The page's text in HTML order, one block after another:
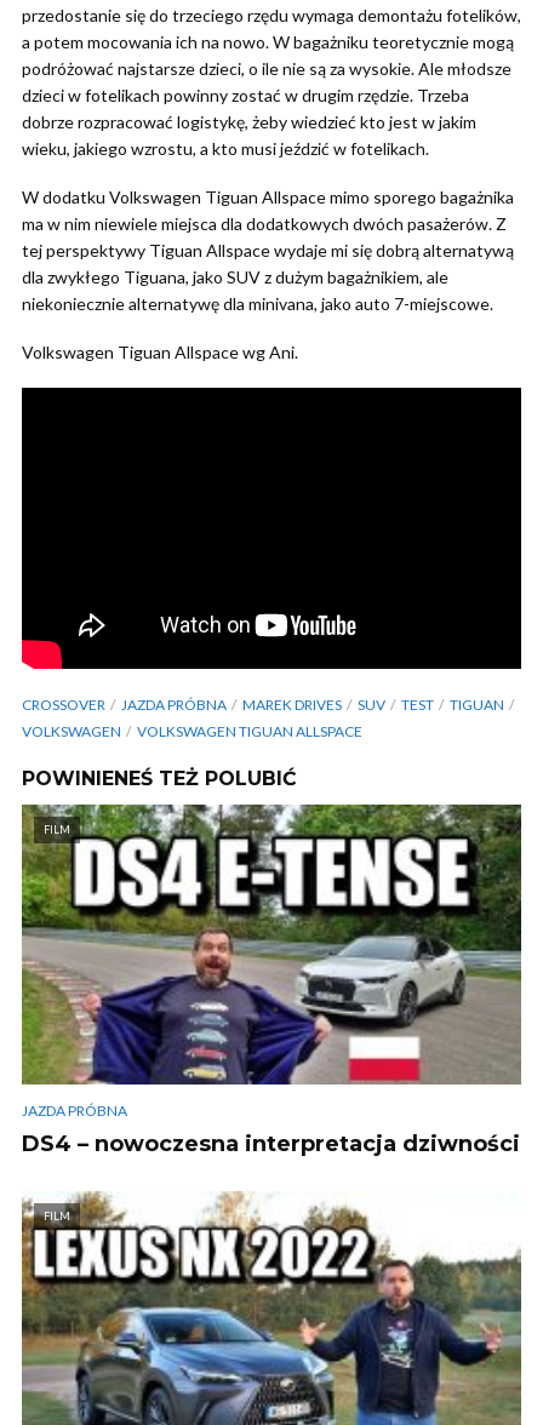
przedostanie się do trzeciego rzędu wymaga demontażu fotelików,
a potem mocowania ich na nowo. W bagażniku teoretycznie mogą
podróżować najstarsze dzieci, o ile nie są za wysokie. Ale młodsze
dzieci w fotelikach powinny zostać w drugim rzędzie. Trzeba
dobrze rozpracować logistykę, żeby wiedzieć kto jest w jakim
wieku, jakiego wzrostu, a kto musi jeździć w fotelikach.
W dodatku Volkswagen Tiguan Allspace mimo sporego bagażnika
ma w nim niewiele miejsca dla dodatkowych dwóch pasażerów. Z
tej perspektywy Tiguan Allspace wydaje mi się dobrą alternatywą
dla zwykłego Tiguana, jako SUV z dużym bagażnikiem, ale
niekoniecznie alternatywę dla minivana, jako auto 7-miejscowe.
Volkswagen Tiguan Allspace wg Ani.
CROSSOVER JAZDA PRÓBNA MAREK DRIVES SUV TEST
TIGUAN
VOLKSWAGEN
VOLKSWAGEN TIGUAN ALLSPACE
POWINIENEŚ TEŻ POLUBIĆ
FILM
JAZDA PRÓBNA
DS4 – nowoczesna interpretacja dziwności
FILM